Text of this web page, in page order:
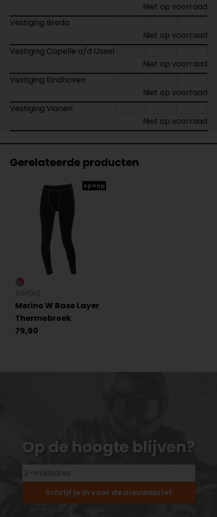
Niet op voorraad
Vestiging Breda
Niet op voorraad
Vestiging Capelle a/d IJssel
Niet op voorraad
Vestiging Eindhoven
Niet op voorraad
Vestiging Vianen
Niet op voorraad
Gerelateerde producten
op=op
Merino W Base Layer
Thermobroek
79,90
Op de hoogte blijven?
Schrijf je in voor de nieuwsbrief